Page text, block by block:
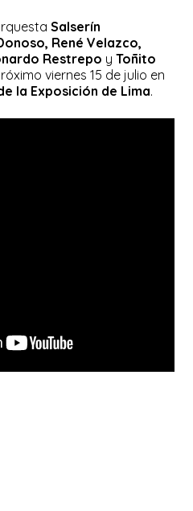
Salserín
René Velazco,
Restrepo y Toñito
viernes 15 de julio en
la Exposición de Lima.